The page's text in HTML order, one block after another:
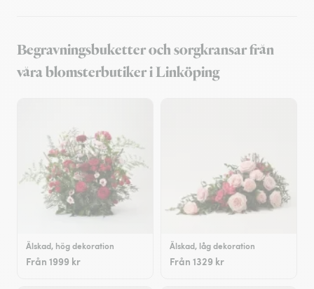
Begravningsbuketter och sorgkransar från
våra blomsterbutiker i Linköping
Älskad, hög dekoration
Från 1999 kr
Älskad, låg dekoration
Från 1329 kr